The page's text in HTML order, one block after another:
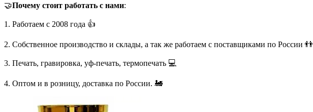
🤝Почему стоит работать с нами:
1. Работаем с 2008 года 👍
2. Собственное производство и склады, а так же работаем с поставщиками по России 👬
3. Печать, гравировка, уф-печать, термопечать 💻
4. Оптом и в розницу, доставка по России. 🚂